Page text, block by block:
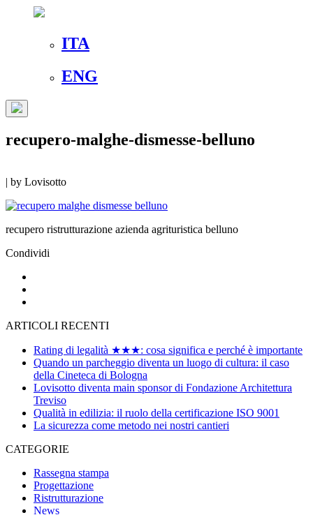
ITA
ENG
recupero-malghe-dismesse-belluno
| by Lovisotto
recupero ristrutturazione azienda agrituristica belluno
Condividi
ARTICOLI RECENTI
Rating di legalità ★★★: cosa significa e perché è importante
Quando un parcheggio diventa un luogo di cultura: il caso
della Cineteca di Bologna
Lovisotto diventa main sponsor di Fondazione Architettura
Treviso
Qualità in edilizia: il ruolo della certificazione ISO 9001
La sicurezza come metodo nei nostri cantieri
CATEGORIE
Rassegna stampa
Progettazione
Ristrutturazione
News